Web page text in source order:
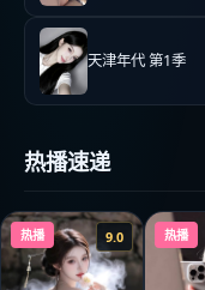
天津年代 第1季
热播速递
热播 9.0 热播